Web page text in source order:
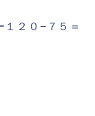
２０−７５＝